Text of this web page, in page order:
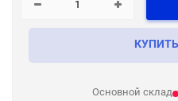
Основной склад